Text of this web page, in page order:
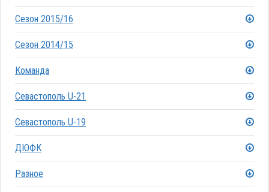
Сезон 2015/16
Сезон 2014/15
Команда
Севастополь U-21
Севастополь U-19
ДЮФК
Разное